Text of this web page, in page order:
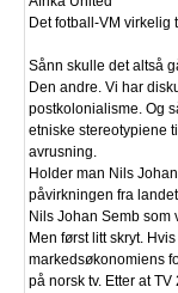
Det fotball-VM virkelig
Sånn skulle det altså
Den andre. Vi har
postkolonialisme. Og
etniske stereotypiene
avrusning.
Holder man Nils
påvirkningen fra
Nils Johan Semb som
Men først litt skryt.
markedsøkonomiens
på norsk tv. Etter at